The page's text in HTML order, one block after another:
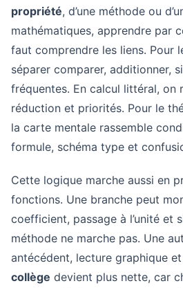
propriété, d’une méthode ou
mathématiques, apprendre par
faut comprendre les liens. Pour
séparer comparer, additionner,
fréquentes. En calcul littéral, on
réduction et priorités. Pour le
la carte mentale rassemble
formule, schéma type et
Cette logique marche aussi en
fonctions. Une branche peut
coefficient, passage à l’unité et
méthode ne marche pas. Une
antécédent, lecture graphique
collège devient plus nette, car